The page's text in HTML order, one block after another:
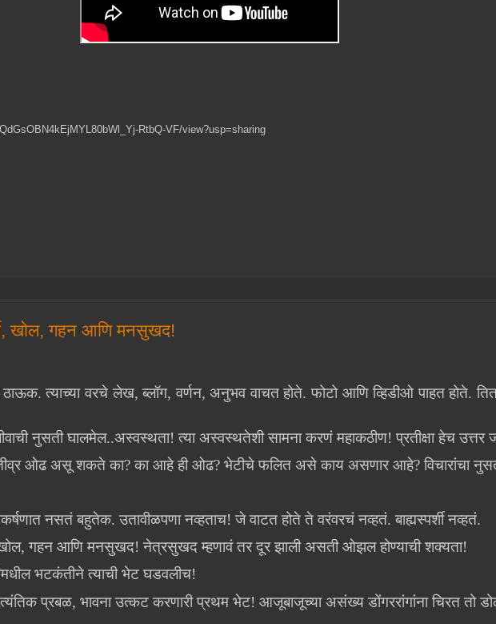
RtbQ-VF/view?usp=sharing
खोल, गहन आणि मनसुखद!
त्याच्या वरचे लेख, ब्लॉग, वर्णन, अनुभव वाचत होते. फोटो आणि व्हिडीओ पाहत होते.
नुसती घालमेल..अस्वस्थता! त्या अस्वस्थतेशी सामना करणं महाकठीण! प्रतीक्षा हेच उत्तर
तीव्र ओढ असू शकते का? का आहे ही ओढ? भेटीचे फलित असे काय असणार आहे? विचारांचा
नसतं बहुतेक. उतावीळपणा नव्हताच! जे वाटत होते ते वरंवरचं नव्हतं. बाह्यस्पर्शी नव्हतं.
गहन आणि मनसुखद! नेत्रसुखद म्हणावं तर दूर झाली असती ओझल होण्याची शक्यता!
भटकंतीने त्याची भेट घडवलीच!
प्रबळ, भावना उत्कट करणारी प्रथम भेट! आजूबाजूच्या असंख्य डोंगररांगांना चिरत तो